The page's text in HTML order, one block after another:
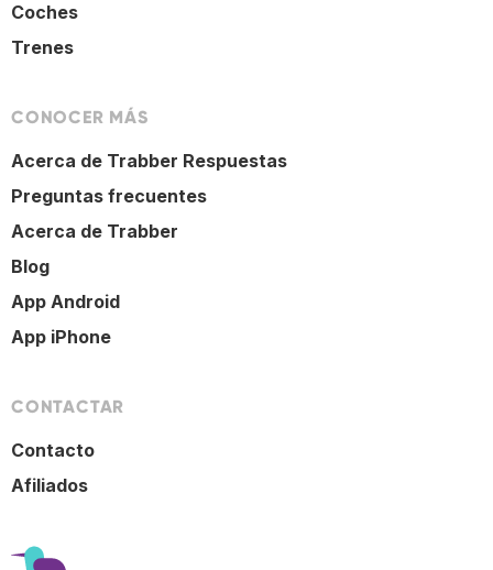
Coches
Trenes
CONOCER MÁS
Acerca de Trabber Respuestas
Preguntas frecuentes
Acerca de Trabber
Blog
App Android
App iPhone
CONTACTAR
Contacto
Afiliados